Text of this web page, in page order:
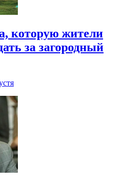
которую жители
за загородный